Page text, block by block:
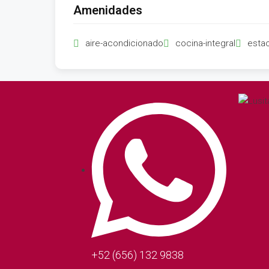
Amenidades
aire-acondicionado cocina-integral
+52 (656) 132 9838